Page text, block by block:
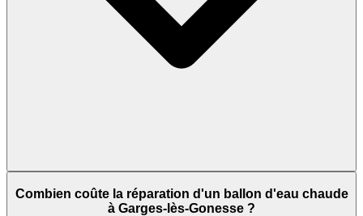
Combien coûte la réparation d'un ballon d'eau chaude
à Garges-lès-Gonesse ?